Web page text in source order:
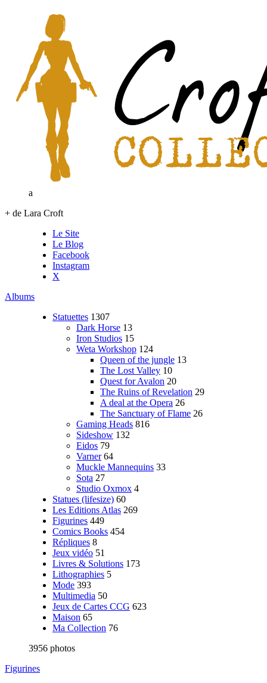
a
+ de Lara Croft
Le Site
Le Blog
Facebook
Instagram
X
Albums
Statuettes 1307
Dark Horse 13
Iron Studios 15
Weta Workshop 124
Queen of the jungle 13
The Lost Valley 10
Quest for Avalon 20
The Ruins of Revelation 29
A deal at the Opera 26
The Sanctuary of Flame 26
Gaming Heads 816
Sideshow 132
Eidos 79
Varner 64
Muckle Mannequins 33
Sota 27
Studio Oxmox 4
Statues (lifesize) 60
Les Editions Atlas 269
Figurines 449
Comics Books 454
Répliques 8
Jeux vidéo 51
Livres & Solutions 173
Lithographies 5
Mode 393
Multimedia 50
Jeux de Cartes CCG 623
Maison 65
Ma Collection 76
3956 photos
Figurines